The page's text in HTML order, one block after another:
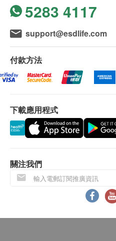
層$30。
偏遠地區如離島、馬灣
地區，將額外收取$200
地區，再需視乎情況收
賬單總額未滿HK$800
訂單確認後將於 4 個工
貨。
訊號懸掛或黑色暴雨警
會延遲。農曆初一、初
送貨)，敬請留意。
認。倘若供應商未能提
網購health.ESDlife有權
於送貨前透過電話或電
倘若由於不可抗力的
5283 4117
support@esdlife.com
付款方法
下載應用程式
關注我們